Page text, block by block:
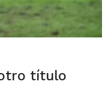
título